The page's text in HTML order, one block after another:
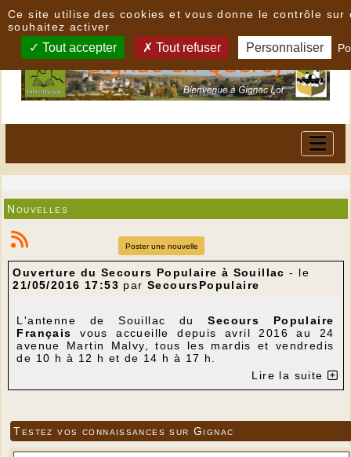
Nouvelles
Poster une nouvelle
Ouverture du Secours Populaire à Souillac - le
21/05/2016 17:53 par SecoursPopulaire
L'antenne de Souillac duSecours Populaire
Françaisvous accueille depuis avril 2016 au 24
avenue Martin Malvy, tous les mardis et vendredis
de 10 h à 12 h et de 14 h à 17 h.
Ouvert à tous, chacun peut y trouver vêtements,
brocante, livres, vaisselle, puériculture, en échange
soutenant financièrement, vous pourrez bénéficier
éventuellement d'une réduction d'impôt suivant la
législation en vigueur.
Lire la suite
Testez vos connaissances sur Gignac
Ce site utilise des cookies et vous donne le contrôle sur
souhaitez activer
Tout accepter Tout refuser Personnaliser